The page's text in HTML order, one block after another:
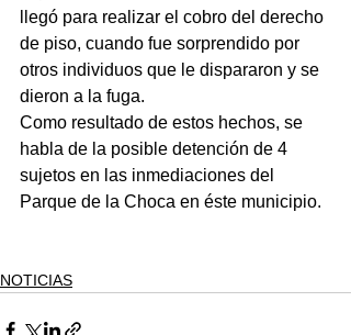
llegó para realizar el cobro del derecho
de piso, cuando fue sorprendido por
otros individuos que le dispararon y se
dieron a la fuga.
Como resultado de estos hechos, se
habla de la posible detención de 4
sujetos en las inmediaciones del
Parque de la Choca en éste municipio.
NOTICIAS